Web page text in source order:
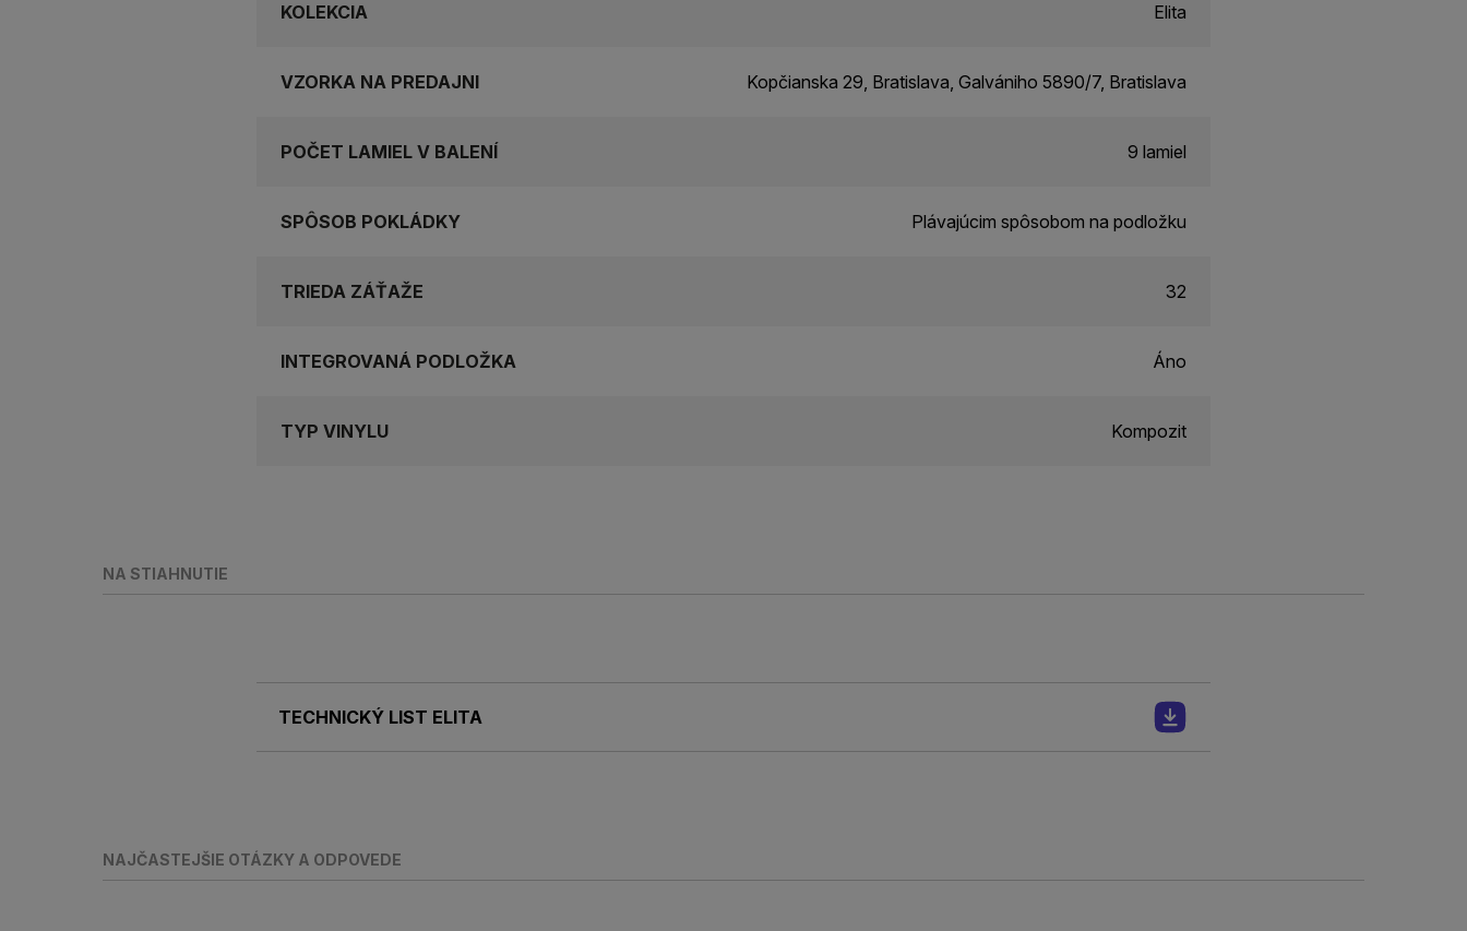
KOLEKCIA Elita
VZORKA NA PREDAJNI Kopčianska 29, Bratislava, Galvániho 5890/7, Bratislava
POČET LAMIEL V BALENÍ 9 lamiel
SPÔSOB POKLÁDKY Plávajúcim spôsobom na podložku
TRIEDA ZÁŤAŽE 32
INTEGROVANÁ PODLOŽKA Áno
TYP VINYLU Kompozit
NA STIAHNUTIE
TECHNICKÝ LIST ELITA
NAJČASTEJŠIE OTÁZKY A ODPOVEDE